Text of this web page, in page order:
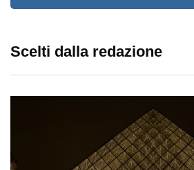
Scelti dalla redazione